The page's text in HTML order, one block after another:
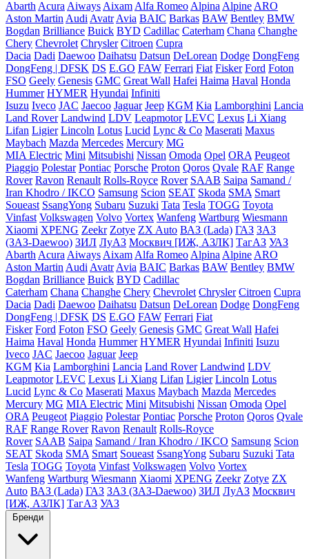
Abarth Acura Aiways Aixam Alfa Romeo Alpina Alpine ARO
Aston Martin Audi Avatr Avia BAIC Barkas BAW Bentley BMW
Bogdan Brilliance Buick BYD Cadillac Caterham Chana Changhe
Chery Chevrolet Chrysler Citroen Cupra
Dacia Dadi Daewoo Daihatsu Datsun DeLorean Dodge DongFeng
DongFeng | DFSK DS E.GO FAW Ferrari Fiat Fisker Ford Foton
FSO Geely Genesis GMC Great Wall Hafei Haima Haval Honda
Hummer HYMER Hyundai Infiniti
Isuzu Iveco JAC Jaecoo Jaguar Jeep KGM Kia Lamborghini Lancia
Land Rover Landwind LDV Leapmotor LEVC Lexus Li Xiang
Lifan Ligier Lincoln Lotus Lucid Lync & Co Maserati Maxus
Maybach Mazda Mercedes Mercury MG
MIA Electric Mini Mitsubishi Nissan Omoda Opel ORA Peugeot
Piaggio Polestar Pontiac Porsche Proton Qoros Qvale RAF Range
Rover Ravon Renault Rolls-Royce Rover SAAB Saipa Samand /
Iran Khodro / IKCO Samsung Scion SEAT Skoda SMA Smart
Soueast SsangYong Subaru Suzuki Tata Tesla TOGG Toyota
Vinfast Volkswagen Volvo Vortex Wanfeng Wartburg Wiesmann
Xiaomi XPENG Zeekr Zotye ZX Auto ВАЗ (Lada) ГАЗ ЗАЗ
(ЗАЗ-Daewoo) ЗИЛ ЛуАЗ Москвич [ИЖ, АЗЛК] ТагАЗ УАЗ
Abarth Acura Aiways Aixam Alfa Romeo Alpina Alpine ARO
Aston Martin Audi Avatr Avia BAIC Barkas BAW Bentley BMW
Bogdan Brilliance Buick BYD Cadillac
Caterham Chana Changhe Chery Chevrolet Chrysler Citroen Cupra
Dacia Dadi Daewoo Daihatsu Datsun DeLorean Dodge DongFeng
DongFeng | DFSK DS E.GO FAW Ferrari Fiat
Fisker Ford Foton FSO Geely Genesis GMC Great Wall Hafei
Haima Haval Honda Hummer HYMER Hyundai Infiniti Isuzu
Iveco JAC Jaecoo Jaguar Jeep
KGM Kia Lamborghini Lancia Land Rover Landwind LDV
Leapmotor LEVC Lexus Li Xiang Lifan Ligier Lincoln Lotus
Lucid Lync & Co Maserati Maxus Maybach Mazda Mercedes
Mercury MG MIA Electric Mini Mitsubishi Nissan Omoda Opel
ORA Peugeot Piaggio Polestar Pontiac Porsche Proton Qoros Qvale
RAF Range Rover Ravon Renault Rolls-Royce
Rover SAAB Saipa Samand / Iran Khodro / IKCO Samsung Scion
SEAT Skoda SMA Smart Soueast SsangYong Subaru Suzuki Tata
Tesla TOGG Toyota Vinfast Volkswagen Volvo Vortex
Wanfeng Wartburg Wiesmann Xiaomi XPENG Zeekr Zotye ZX
Auto ВАЗ (Lada) ГАЗ ЗАЗ (ЗАЗ-Daewoo) ЗИЛ ЛуАЗ Москвич
[ИЖ, АЗЛК] ТагАЗ УАЗ
Бренди